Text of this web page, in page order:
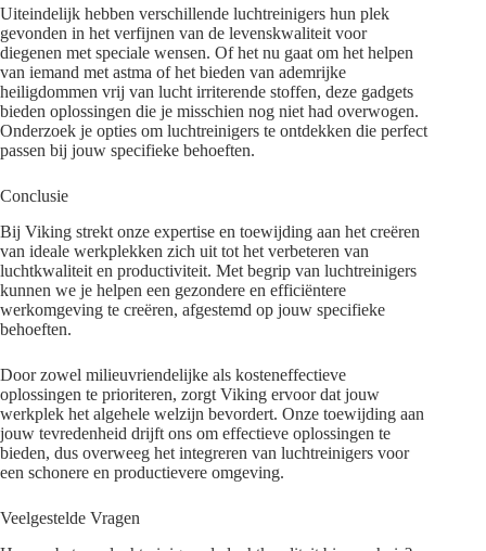
Uiteindelijk hebben verschillende luchtreinigers hun plek
gevonden in het verfijnen van de levenskwaliteit voor
diegenen met speciale wensen. Of het nu gaat om het helpen
van iemand met astma of het bieden van ademrijke
heiligdommen vrij van lucht irriterende stoffen, deze gadgets
bieden oplossingen die je misschien nog niet had overwogen.
Onderzoek je opties om luchtreinigers te ontdekken die perfect
passen bij jouw specifieke behoeften.
Conclusie
Bij Viking strekt onze expertise en toewijding aan het creëren
van ideale werkplekken zich uit tot het verbeteren van
luchtkwaliteit en productiviteit. Met begrip van luchtreinigers
kunnen we je helpen een gezondere en efficiëntere
werkomgeving te creëren, afgestemd op jouw specifieke
behoeften.
Door zowel milieuvriendelijke als kosteneffectieve
oplossingen te prioriteren, zorgt Viking ervoor dat jouw
werkplek het algehele welzijn bevordert. Onze toewijding aan
jouw tevredenheid drijft ons om effectieve oplossingen te
bieden, dus overweeg het integreren van luchtreinigers voor
een schonere en productievere omgeving.
Veelgestelde Vragen